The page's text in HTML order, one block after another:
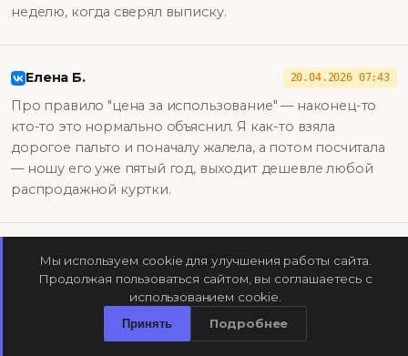
неделю, когда сверял выписку.
Елена Б. 20.04.2026 07:43
Про правило "цена за использование" — наконец-то
кто-то это нормально объяснил. Я как-то взяла
дорогое пальто и поначалу жалела, а потом посчитала
— ношу его уже пятый год, выходит дешевле любой
распродажной куртки.
Роман К. 19.04.2026 15:50
Интересно про Birkin — 14% годовых звучит
убедительно, но это же единицы экземпляров в
нужном состоянии, а не массовая история.
Мы используем cookie для улучшения работы сайта.
Продолжая пользоваться сайтом, вы соглашаетесь с
использованием cookie.
Принять Подробнее